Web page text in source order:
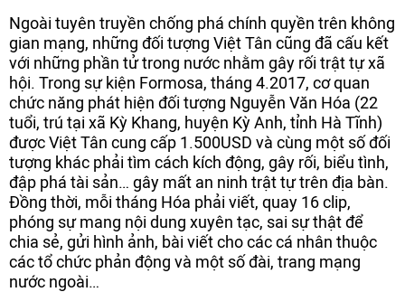
Ngoài tuyên truyền chống phá chính quyền trên không
gian mạng, những đối tượng Việt Tân cũng đã cấu kết
với những phần tử trong nước nhằm gây rối trật tự xã
hội. Trong sự kiện Formosa, tháng 4.2017, cơ quan
chức năng phát hiện đối tượng Nguyễn Văn Hóa (22
tuổi, trú tại xã Kỳ Khang, huyện Kỳ Anh, tỉnh Hà Tĩnh)
được Việt Tân cung cấp 1.500USD và cùng một số đối
tượng khác phải tìm cách kích động, gây rối, biểu tình,
đập phá tài sản… gây mất an ninh trật tự trên địa bàn.
Đồng thời, mỗi tháng Hóa phải viết, quay 16 clip,
phóng sự mang nội dung xuyên tạc, sai sự thật để
chia sẻ, gửi hình ảnh, bài viết cho các cá nhân thuộc
các tổ chức phản động và một số đài, trang mạng
nước ngoài…